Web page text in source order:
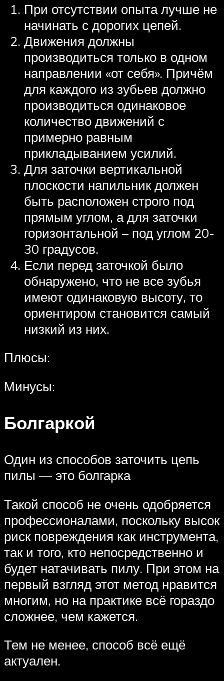
При отсутствии опыта лучше не
начинать с дорогих цепей.
Движения должны
производиться только в одном
направлении «от себя». Причём
для каждого из зубьев должно
производиться одинаковое
количество движений с
примерно равным
прикладыванием усилий.
Для заточки вертикальной
плоскости напильник должен
быть расположен строго под
прямым углом, а для заточки
горизонтальной – под углом 20-
30 градусов.
Если перед заточкой было
обнаружено, что не все зубья
имеют одинаковую высоту, то
ориентиром становится самый
низкий из них.
Плюсы:
Минусы:
Болгаркой
Один из способов заточить цепь
пилы — это болгарка
Такой способ не очень одобряется
профессионалами, поскольку высок
риск повреждения как инструмента,
так и того, кто непосредственно и
будет натачивать пилу. При этом на
первый взгляд этот метод нравится
многим, но на практике всё гораздо
сложнее, чем кажется.
Тем не менее, способ всё ещё
актуален.